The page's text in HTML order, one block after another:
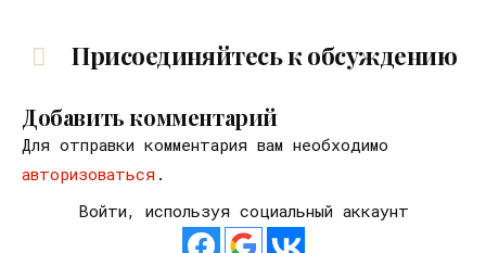
Присоединяйтесь к обсуждению
Добавить комментарий
Для отправки комментария вам необходимо
авторизоваться .
Войти, используя социальный аккаунт